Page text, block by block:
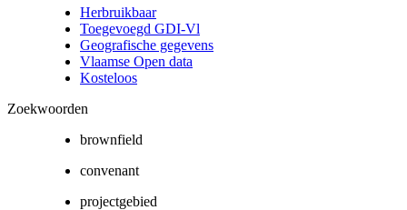
Herbruikbaar
Toegevoegd GDI-Vl
Geografische gegevens
Vlaamse Open data
Kosteloos
Zoekwoorden
brownfield
convenant
projectgebied